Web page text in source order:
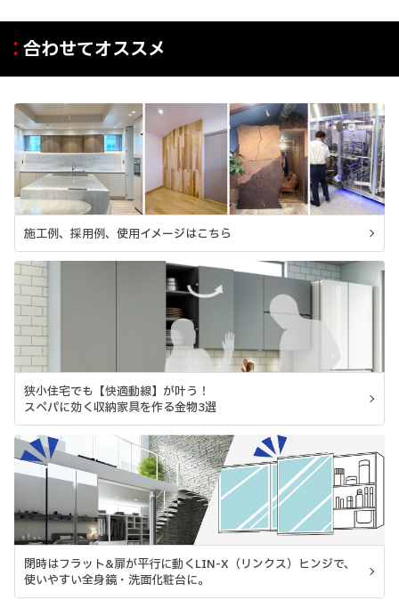
合わせてオススメ
施工例、採用例、使用イメージはこちら
狭小住宅でも【快適動線】が叶う！
スペパに効く収納家具を作る金物3選
閉時はフラット&扉が平行に動くLIN-X（リンクス）ヒンジで、
使いやすい全身鏡・洗面化粧台に。